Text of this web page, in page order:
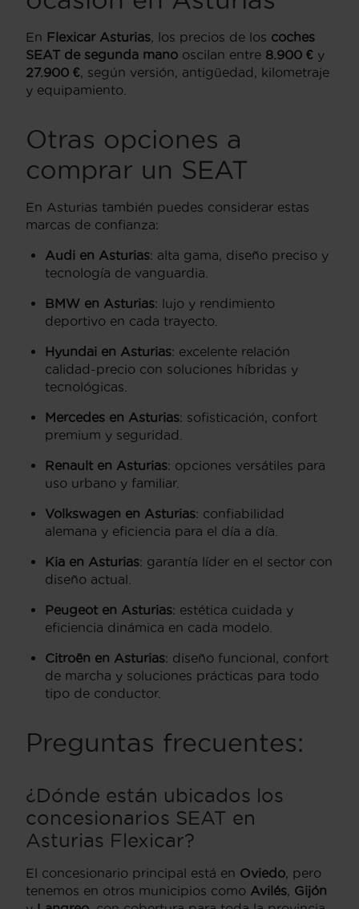
En Flexicar Asturias , los precios de los coches
SEAT de segunda mano oscilan entre 8.900 € y
27.900 € , según versión, antigüedad, kilometraje
y equipamiento.
Otras opciones a
comprar un SEAT
En Asturias también puedes considerar estas
marcas de confianza:
Audi en Asturias: alta gama, diseño preciso y
tecnología de vanguardia.
BMW en Asturias: lujo y rendimiento
deportivo en cada trayecto.
Hyundai en Asturias: excelente relación
calidad-precio con soluciones híbridas y
tecnológicas.
Mercedes en Asturias: sofisticación, confort
premium y seguridad.
Renault en Asturias: opciones versátiles para
uso urbano y familiar.
Volkswagen en Asturias: confiabilidad
alemana y eficiencia para el día a día.
Kia en Asturias: garantía líder en el sector con
diseño actual.
Peugeot en Asturias: estética cuidada y
eficiencia dinámica en cada modelo.
Citroën en Asturias: diseño funcional, confort
de marcha y soluciones prácticas para todo
tipo de conductor.
Preguntas frecuentes:
¿Dónde están ubicados los
concesionarios SEAT en
Asturias Flexicar?
El concesionario principal está en Oviedo , pero
tenemos en otros municipios como Avilés Gijón